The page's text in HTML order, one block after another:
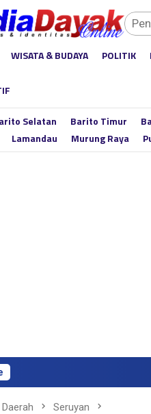
WISATA & BUDAYA POLITIK
Selatan Barito Timur
Lamandau Murung Raya
Seruyan